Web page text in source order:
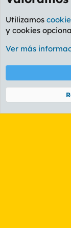
Foro General
Cookies
PL
Community platform
Utilizamos
y cookies
Ver más